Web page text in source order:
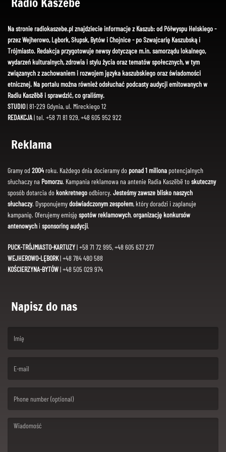
Na stronie radiokaszebe.pl znajdziecie informacje z Kaszub: od Półwyspu Helskiego -
przez Wejherowo, Lębork, Słupsk, Bytów i Chojnice - po Szwajcarię Kaszubską i
Trójmiasto. Redakcja przygotowuje newsy dotyczące m.in. samorządu lokalnego,
wydarzeń kulturalnych, zdrowia i stylu życia oraz tematów społecznych, w tym
związanych z zachowaniem i rozwojem języka kaszubskiego oraz świadomości
etnicznej. Na portalu można również odsłuchać podcasty audycji emitowanych w
Radiu Kaszëbë i sprawdzić, co graliśmy.
STUDIO| 81-229 Gdynia, ul. Mireckiego 12
REDAKCJA| tel. +58 71 81 929, +48 605 952 922
Reklama
Gramy od 2004roku. Każdego dnia docieramy do ponad 1 miliona potencjalnych
słuchaczy na Pomorzu. Kampania reklamowa na antenie Radia Kaszëbë toskuteczny
sposób dotarcia dokonkretnegoodbiorcy. Jesteśmy zawsze blisko naszych
słuchaczy. Dysponujemydoświadczonym zespołem, który doradzi i zaplanuje
kampanię. Oferujemy emisję spotów reklamowych,organizację konkursów
antenowychi sponsoring audycji.
PUCK-TRÓJMIASTO-KARTUZY| +58 71 72 995, +48 605 637 277
WEJHEROWO-LĘBORK| +48 784 480 588
KOŚCIERZYNA-BYTÓW| +48 505 029 974
Napisz do nas